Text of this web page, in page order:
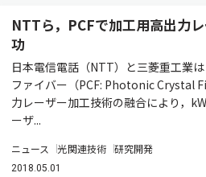
NTTら，PCFで加工用高出力
功
日本電信電話（NTT）と三菱重工業
ファイバー（PCF: Photonic Crystal
力レーザー加工技術の融合により，
ーザ...
ニュース 光関連技術 研究開発
2018.05.01